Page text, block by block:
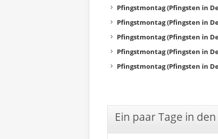
Pfingstmontag (Pfingsten in
Pfingstmontag (Pfingsten in
Pfingstmontag (Pfingsten in
Pfingstmontag (Pfingsten in
Pfingstmontag (Pfingsten in
Ein paar Tage in